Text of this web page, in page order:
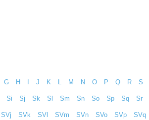
G H J K M N O P Q R S
Si Sj Sk Sl Sm Sn So Sp Sq Sr
SVj SVk SVl SVm SVn SVo SVp SVq